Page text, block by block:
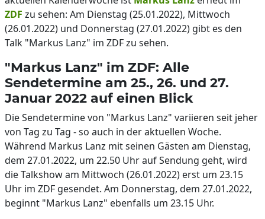
ZDF zu sehen: Am Dienstag (25.01.2022), Mittwoch
(26.01.2022) und Donnerstag (27.01.2022) gibt es den
Talk "Markus Lanz" im ZDF zu sehen.
"Markus Lanz" im ZDF: Alle
Sendetermine am 25., 26. und 27.
Januar 2022 auf einen Blick
Die Sendetermine von "Markus Lanz" variieren seit jeher
von Tag zu Tag - so auch in der aktuellen Woche.
Während Markus Lanz mit seinen Gästen am Dienstag,
dem 27.01.2022, um 22.50 Uhr auf Sendung geht, wird
die Talkshow am Mittwoch (26.01.2022) erst um 23.15
Uhr im ZDF gesendet. Am Donnerstag, dem 27.01.2022,
beginnt "Markus Lanz" ebenfalls um 23.15 Uhr.